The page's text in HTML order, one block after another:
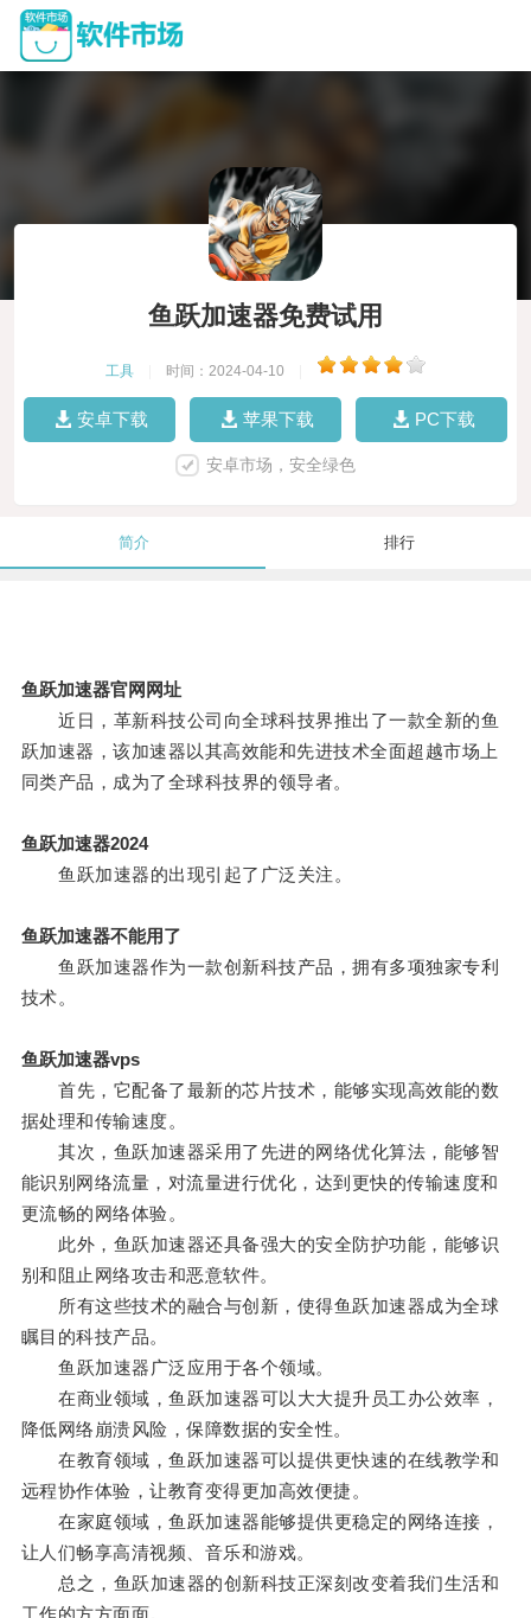
鱼跃加速器免费试用
工具 时间：2024-04-10
安卓下载 苹果下载 PC下载
安卓市场，安全绿色
简介 排行
鱼跃加速器官网网址
近日，革新科技公司向全球科技界推出了一款全新的鱼
跃加速器，该加速器以其高效能和先进技术全面超越市场上
同类产品，成为了全球科技界的领导者。
鱼跃加速器2024
鱼跃加速器的出现引起了广泛关注。
鱼跃加速器不能用了
鱼跃加速器作为一款创新科技产品，拥有多项独家专利
技术。
鱼跃加速器vps
首先，它配备了最新的芯片技术，能够实现高效能的数
据处理和传输速度。
其次，鱼跃加速器采用了先进的网络优化算法，能够智
能识别网络流量，对流量进行优化，达到更快的传输速度和
更流畅的网络体验。
此外，鱼跃加速器还具备强大的安全防护功能，能够识
别和阻止网络攻击和恶意软件。
所有这些技术的融合与创新，使得鱼跃加速器成为全球
瞩目的科技产品。
鱼跃加速器广泛应用于各个领域。
在商业领域，鱼跃加速器可以大大提升员工办公效率，
降低网络崩溃风险，保障数据的安全性。
在教育领域，鱼跃加速器可以提供更快速的在线教学和
远程协作体验，让教育变得更加高效便捷。
在家庭领域，鱼跃加速器能够提供更稳定的网络连接，
让人们畅享高清视频、音乐和游戏。
总之，鱼跃加速器的创新科技正深刻改变着我们生活和